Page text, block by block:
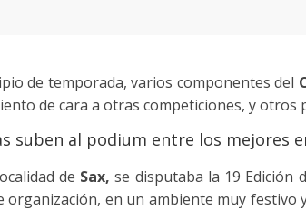
de temporada, varios componentes del
de cara a otras competiciones, y
suben al podium entre los mejores
de Sax, se disputaba la 19 Edición
organización, en un ambiente muy festivo